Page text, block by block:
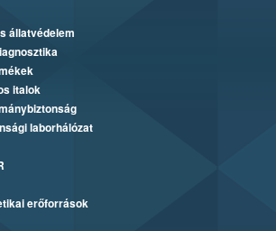
állatvédelem
italok
laborhálózat
erőforrások